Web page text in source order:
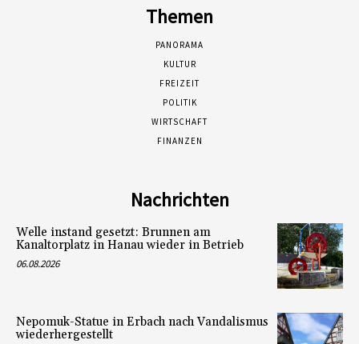
Themen
PANORAMA
KULTUR
FREIZEIT
POLITIK
WIRTSCHAFT
FINANZEN
Nachrichten
Welle instand gesetzt: Brunnen am
Kanaltorplatz in Hanau wieder in Betrieb
06.08.2026
Nepomuk-Statue in Erbach nach Vandalismus
wiederhergestellt